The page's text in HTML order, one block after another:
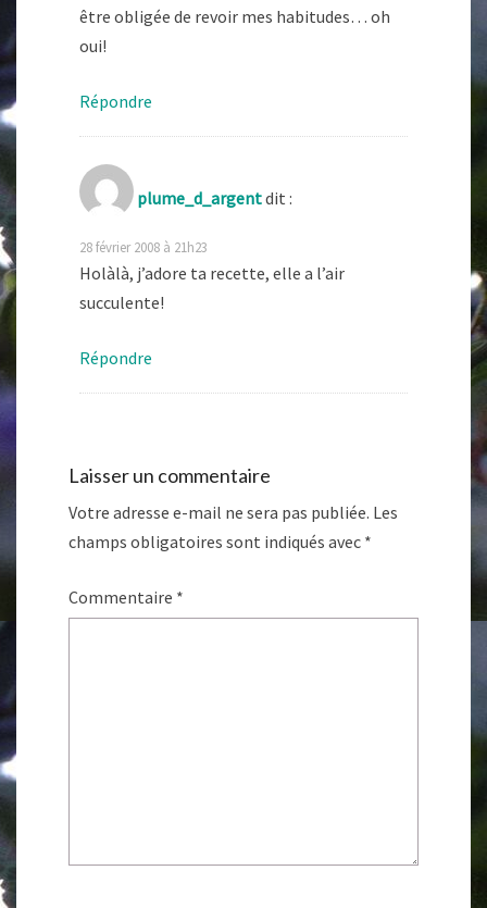
être obligée de revoir mes habitudes… oh
oui!
Répondre
plume_d_argentdit :
28 février 2008 à 21h23
Holàlà, j’adore ta recette, elle a l’air
succulente!
Répondre
Laisser un commentaire
Votre adresse e-mail ne sera pas publiée. Les
champs obligatoires sont indiqués avec *
Commentaire *